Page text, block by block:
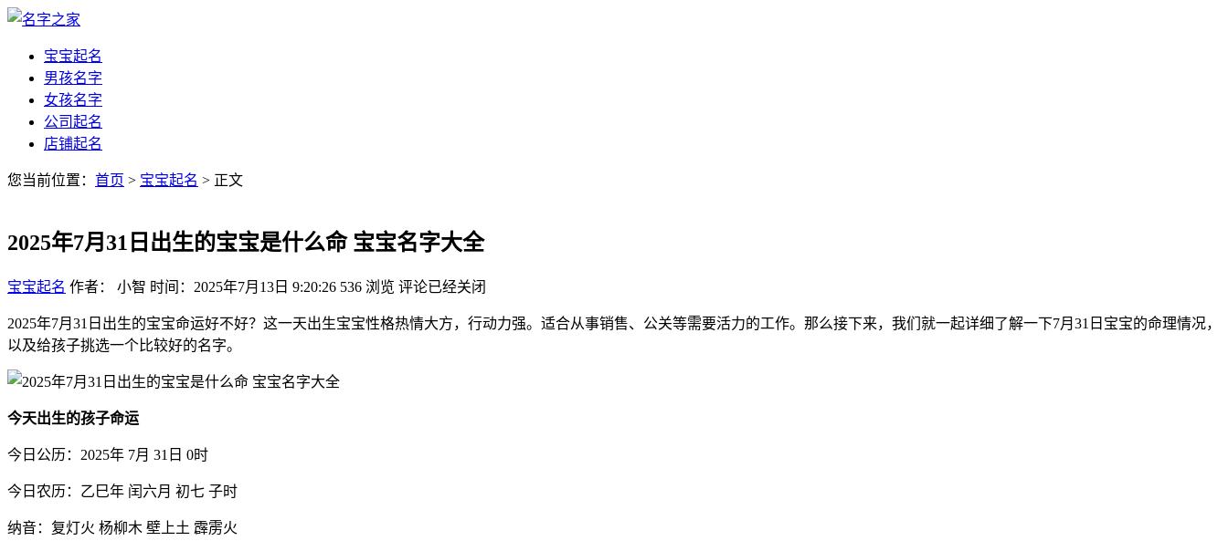
宝宝起名
男孩名字
女孩名字
公司起名
店铺起名
您当前位置： 首页 > 宝宝起名 > 正文
2025年7月31日出生的宝宝是什么命 宝宝名字大全
宝宝起名 作者： 小智 时间：2025年7月13日 9:20:26 536 浏览 评论已经关闭
2025年7月31日出生的宝宝命运好不好？这一天出生宝宝性格热情大方，行动力强。适合从事销售、公关等需要活力的工作。那么接下来，我们就一起详细了解一下7月31日宝宝的命理情况，
以及给孩子挑选一个比较好的名字。
今天出生的孩子命运
今日公历：2025年 7月 31日 0时
今日农历：乙巳年 闰六月 初七 子时
纳音：复灯火 杨柳木 壁上土 霹雳火